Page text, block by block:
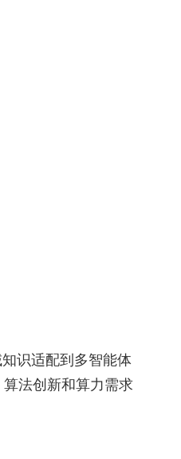
识适配到多智能体
法创新和算力需求